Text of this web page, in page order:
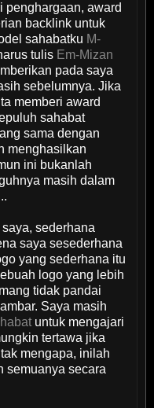
penghargaan, award
backlink untuk
sahabatku M-
tulis Em-Mizan
pada saya
sebelumnya. Jika
memberi award
sahabat
sama dengan
menghasilkan
ini bukanlah
masih dalam
sederhana
saya sesederhana
yang sederhana itu
logo yang lebih
tidak pandai
Saya masih
untuk mengajari
tertawa jika
mengapa, inilah
semuanya secara